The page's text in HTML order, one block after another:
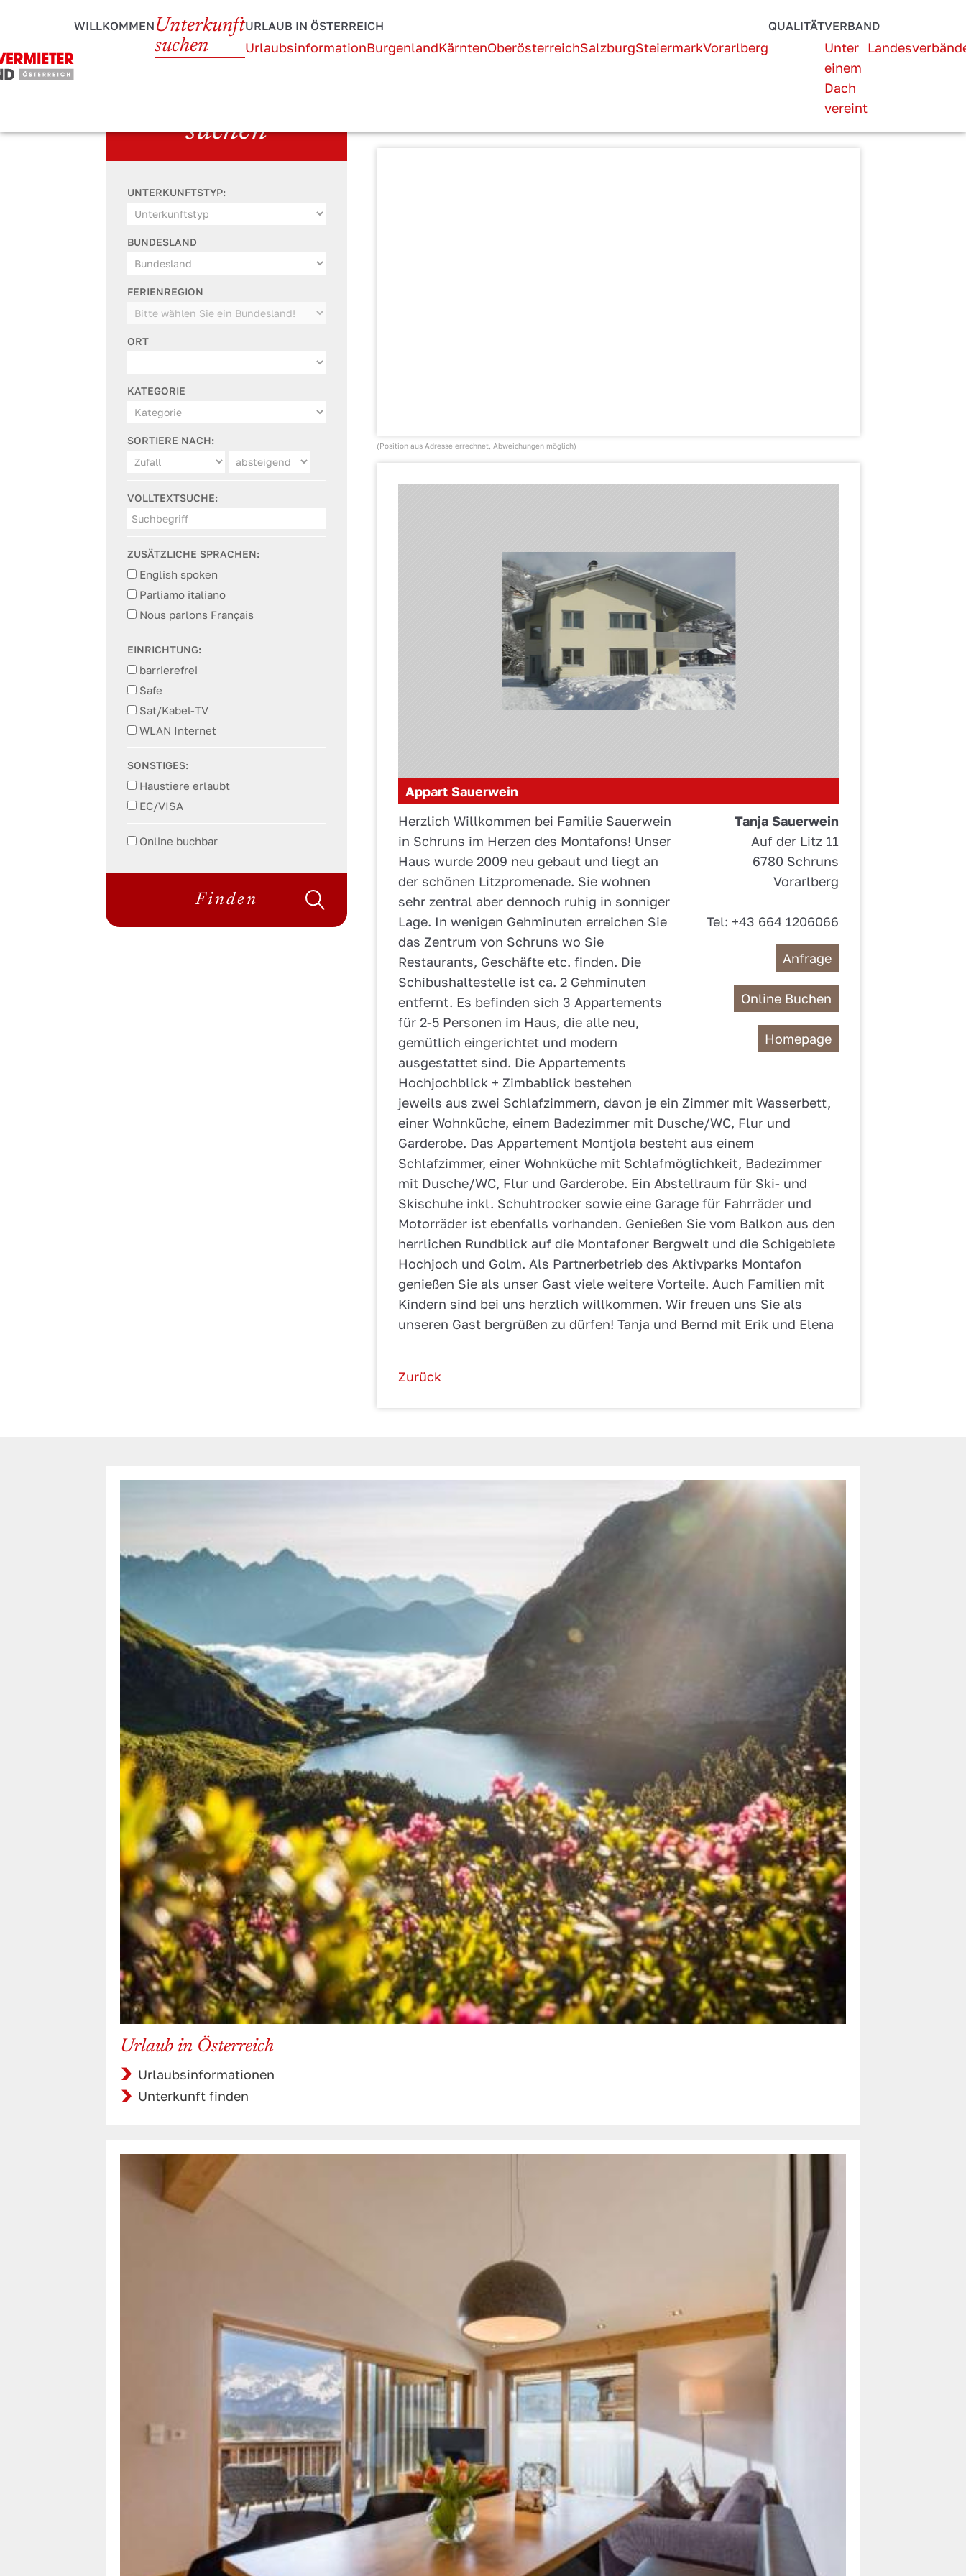
WILLKOMMEN Unterkunft
suchen
URLAUB IN ÖSTERREICH
UrlaubsinformationBurgenlandKärntenOberösterreichSalzburgSteiermarkVorarlberg
QUALITÄTVERBAND
Unter
einem
Dach
vereint
Österreich!
suchen
UNTERKUNFTSTYP:
BUNDESLAND
FERIENREGION
ORT
KATEGORIE
SORTIERE NACH:
VOLLTEXTSUCHE:
ZUSÄTZLICHE SPRACHEN:
English spoken
Parliamo italiano
Nous parlons Français
EINRICHTUNG:
barrierefrei
Safe
Sat/Kabel-TV
WLAN Internet
SONSTIGES:
Haustiere erlaubt
EC/VISA
Online buchbar
(Position aus Adresse errechnet, Abweichungen möglich)
Appart Sauerwein
Tanja Sauerwein
Auf der Litz 11
6780 Schruns
Vorarlberg
Tel: +43 664 1206066
Anfrage
Online Buchen
Homepage
Herzlich Willkommen bei Familie Sauerwein
in Schruns im Herzen des Montafons! Unser
Haus wurde 2009 neu gebaut und liegt an
der schönen Litzpromenade. Sie wohnen
sehr zentral aber dennoch ruhig in sonniger
Lage. In wenigen Gehminuten erreichen Sie
das Zentrum von Schruns wo Sie
Restaurants, Geschäfte etc. finden. Die
Schibushaltestelle ist ca. 2 Gehminuten
entfernt. Es befinden sich 3 Appartements
für 2-5 Personen im Haus, die alle neu,
gemütlich eingerichtet und modern
ausgestattet sind. Die Appartements
Hochjochblick + Zimbablick bestehen
jeweils aus zwei Schlafzimmern, davon je ein Zimmer mit Wasserbett,
einer Wohnküche, einem Badezimmer mit Dusche/WC, Flur und
Garderobe. Das Appartement Montjola besteht aus einem
Schlafzimmer, einer Wohnküche mit Schlafmöglichkeit, Badezimmer
mit Dusche/WC, Flur und Garderobe. Ein Abstellraum für Ski- und
Skischuhe inkl. Schuhtrocker sowie eine Garage für Fahrräder und
Motorräder ist ebenfalls vorhanden. Genießen Sie vom Balkon aus den
herrlichen Rundblick auf die Montafoner Bergwelt und die Schigebiete
Hochjoch und Golm. Als Partnerbetrieb des Aktivparks Montafon
genießen Sie als unser Gast viele weitere Vorteile. Auch Familien mit
Kindern sind bei uns herzlich willkommen. Wir freuen uns Sie als
unseren Gast bergrüßen zu dürfen! Tanja und Bernd mit Erik und Elena
Zurück
Urlaub in Österreich
Urlaubsinformationen
Unterkunft finden